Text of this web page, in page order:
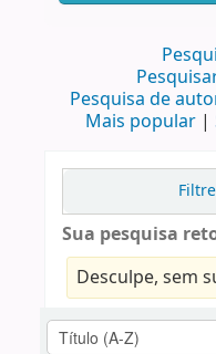
Pesquisa de
Mais popular
Sua pesquisa
Desculpe, sem